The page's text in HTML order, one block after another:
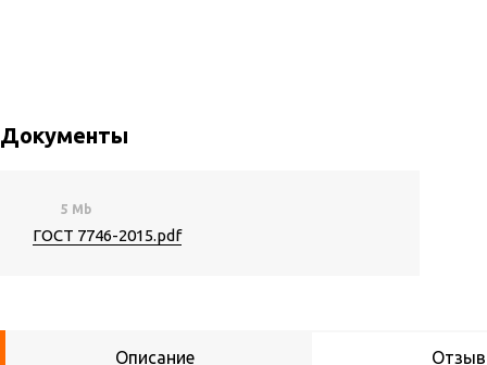
Документы
5 Mb
ГОСТ 7746-2015.pdf
Описание